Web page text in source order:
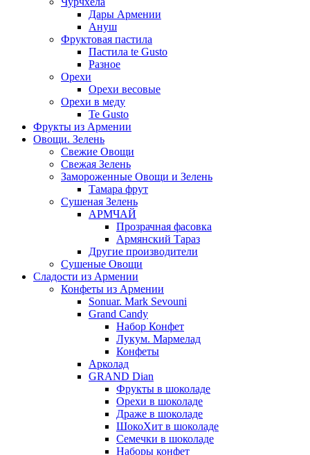
Дары Армении
Ануш
Фруктовая пастила
Пастила te Gusto
Разное
Орехи
Орехи весовые
Орехи в меду
Te Gusto
Фрукты из Армении
Овощи. Зелень
Свежие Овощи
Свежая Зелень
Замороженные Овощи и Зелень
Тамара фрут
Сушеная Зелень
АРМЧАЙ
Прозрачная фасовка
Армянский Тараз
Другие производители
Сушеные Овощи
Сладости из Армении
Конфеты из Армении
Sonuar. Mark Sevouni
Grand Candy
Набор Конфет
Лукум. Мармелад
Конфеты
Арколад
GRAND Dian
Фрукты в шоколаде
Орехи в шоколаде
Драже в шоколаде
ШокоХит в шоколаде
Семечки в шоколаде
Наборы конфет